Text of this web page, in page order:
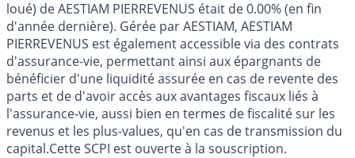
loué) de AESTIAM PIERREVENUS était de 0.00% (en fin
d'année dernière). Gérée par AESTIAM, AESTIAM
PIERREVENUS est également accessible via des contrats
d'assurance-vie, permettant ainsi aux épargnants de
bénéficier d'une liquidité assurée en cas de revente des
parts et de d'avoir accès aux avantages fiscaux liés à
l'assurance-vie, aussi bien en termes de fiscalité sur les
revenus et les plus-values, qu'en cas de transmission du
capital.Cette SCPI est ouverte à la souscription.